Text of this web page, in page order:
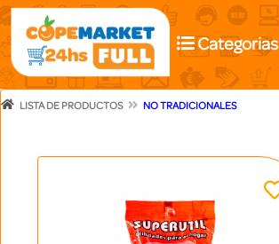
Categorias
LISTA DE PRODUCTOS NO TRADICIONALES